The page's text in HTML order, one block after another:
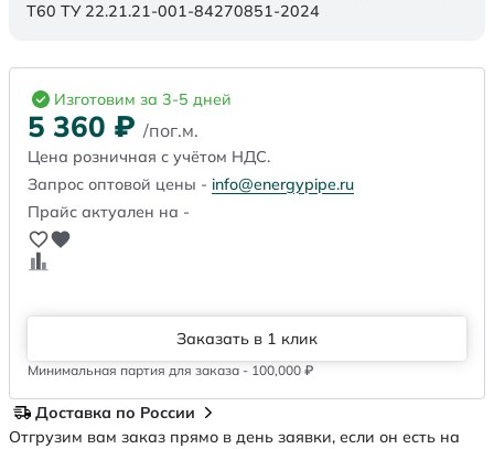
Т60 ТУ 22.21.21-001-84270851-2024
Изготовим за 3-5 дней
5 360 ₽ /пог.м.
Цена розничная с учётом НДС.
Запрос оптовой цены - info@energypipe.ru
Прайс актуален на -
Заказать в 1 клик
Минимальная партия для заказа - 100,000 ₽
Доставка по России
Отгрузим вам заказ прямо в день заявки, если он есть на